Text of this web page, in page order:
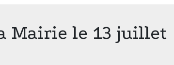
Mairie le 13 juillet